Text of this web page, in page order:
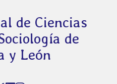
de Ciencias
de
y León